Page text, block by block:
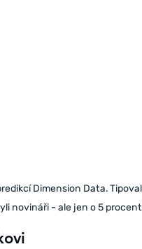
Dimension Data.
novináři - ale jen o 5